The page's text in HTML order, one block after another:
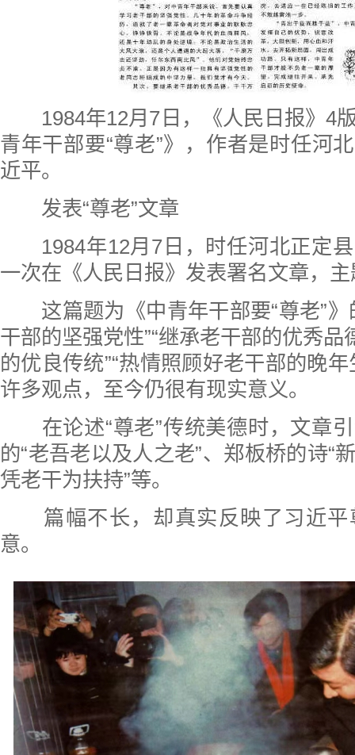
1984年12月7日，《人民日报》4
青年干部要“尊老”》，作者是时任河
近平。
发表“尊老”文章
1984年12月7日，时任河北正定县
一次在《人民日报》发表署名文章，
这篇题为《中青年干部要“尊老”》
干部的坚强党性”“继承老干部的优秀品
的优良传统”“热情照顾好老干部的晚
许多观点，至今仍很有现实意义。
在论述“尊老”传统美德时，文章引
的“老吾老以及人之老”、郑板桥的诗“
凭老干为扶持”等。
篇幅不长，却真实反映了习近平
意。